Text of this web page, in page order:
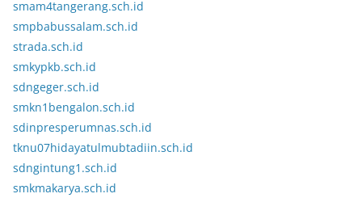
smam4tangerang.sch.id
smpbabussalam.sch.id
strada.sch.id
smkypkb.sch.id
sdngeger.sch.id
smkn1bengalon.sch.id
sdinpresperumnas.sch.id
tknu07hidayatulmubtadiin.sch.id
sdngintung1.sch.id
smkmakarya.sch.id